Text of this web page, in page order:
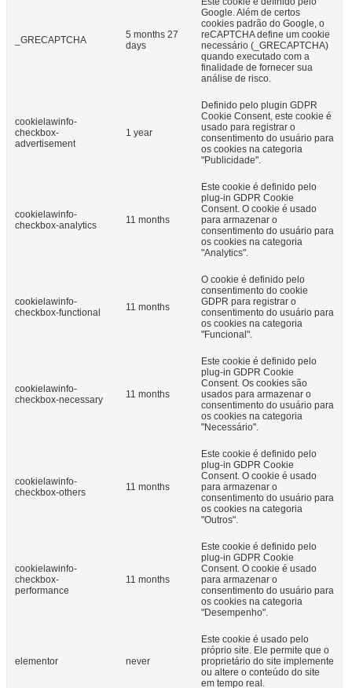
_GRECAPTCHA
5 months 27
days
Google. Além de certos
cookies padrão do Google, o
reCAPTCHA define um cookie
necessário (_GRECAPTCHA)
quando executado com a
finalidade de fornecer sua
análise de risco.
cookielawinfo-
checkbox-
advertisement
1 year
Definido pelo plugin GDPR
Cookie Consent, este cookie é
usado para registrar o
consentimento do usuário para
os cookies na categoria
"Publicidade".
cookielawinfo-
checkbox-analytics
11 months
Este cookie é definido pelo
plug-in GDPR Cookie
Consent. O cookie é usado
para armazenar o
consentimento do usuário para
os cookies na categoria
"Analytics".
cookielawinfo-
checkbox-functional
11 months
O cookie é definido pelo
consentimento do cookie
GDPR para registrar o
consentimento do usuário para
os cookies na categoria
"Funcional".
cookielawinfo-
checkbox-necessary
11 months
Este cookie é definido pelo
plug-in GDPR Cookie
Consent. Os cookies são
usados ​​para armazenar o
consentimento do usuário para
os cookies na categoria
"Necessário".
cookielawinfo-
checkbox-others
11 months
Este cookie é definido pelo
plug-in GDPR Cookie
Consent. O cookie é usado
para armazenar o
consentimento do usuário para
os cookies na categoria
"Outros".
cookielawinfo-
checkbox-
performance
11 months
Este cookie é definido pelo
plug-in GDPR Cookie
Consent. O cookie é usado
para armazenar o
consentimento do usuário para
os cookies na categoria
"Desempenho".
elementor never
Este cookie é usado pelo
próprio site. Ele permite que o
proprietário do site implemente
ou altere o conteúdo do site
em tempo real.